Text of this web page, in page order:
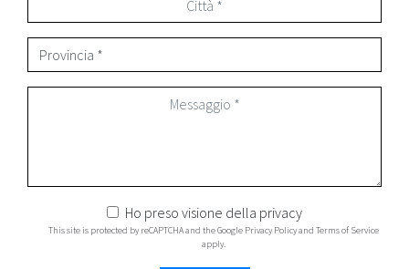
Ho preso visione della privacy
This site is protected by reCAPTCHA and the Google Privacy Policyand Terms of Service
apply.